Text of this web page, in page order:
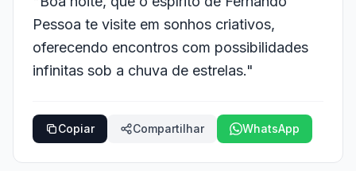
Pessoa te visite em sonhos criativos,
oferecendo encontros com possibilidades
infinitas sob a chuva de estrelas."
Copiar Compartilhar WhatsApp